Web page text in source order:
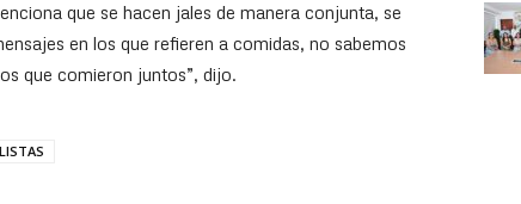
que se hacen jales de manera conjunta, se
en los que refieren a comidas, no sabemos
que comieron juntos”, dijo.